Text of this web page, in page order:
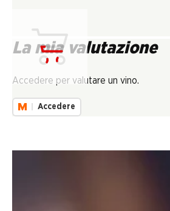
La mia valutazione
Accedere per valutare un vino.
Accedere